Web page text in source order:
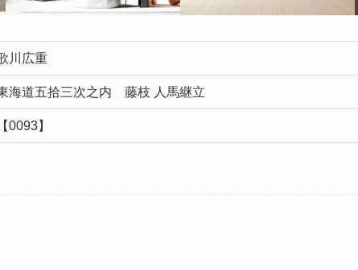
川広重
海道五拾三次之内 藤枝 人馬継立
0093】